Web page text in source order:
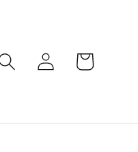
ConnexionPanier